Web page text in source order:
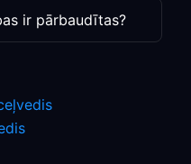
ir pārbaudītas?